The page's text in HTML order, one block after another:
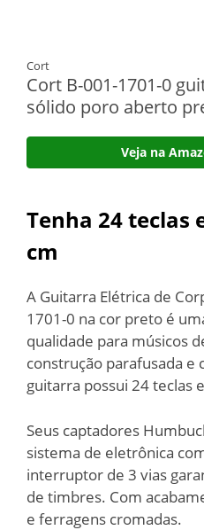
Cort
Cort B-001-1701-0
sólido poro aberto
Veja na
Tenha 24 teclas
cm
A Guitarra Elétrica de
1701-0 na cor preto é
qualidade para músicos
construção parafusada e
guitarra possui 24 teclas
Seus captadores
sistema de eletrônica
interruptor de 3 vias
de timbres. Com
e ferragens cromadas.